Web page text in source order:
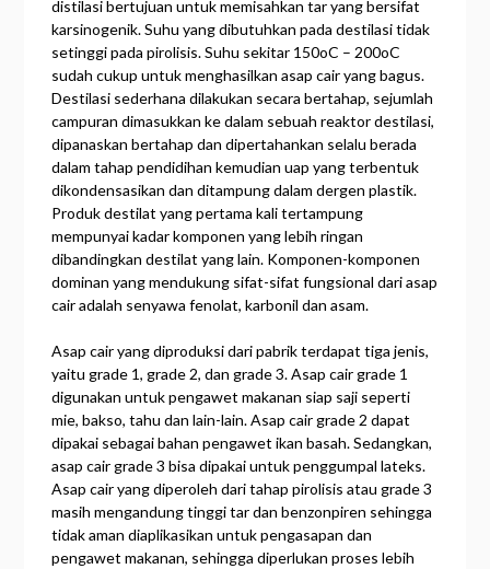
distilasi bertujuan untuk memisahkan tar yang bersifat
karsinogenik. Suhu yang dibutuhkan pada destilasi tidak
setinggi pada pirolisis. Suhu sekitar 150oC – 200oC
sudah cukup untuk menghasilkan asap cair yang bagus.
Destilasi sederhana dilakukan secara bertahap, sejumlah
campuran dimasukkan ke dalam sebuah reaktor destilasi,
dipanaskan bertahap dan dipertahankan selalu berada
dalam tahap pendidihan kemudian uap yang terbentuk
dikondensasikan dan ditampung dalam dergen plastik.
Produk destilat yang pertama kali tertampung
mempunyai kadar komponen yang lebih ringan
dibandingkan destilat yang lain. Komponen-komponen
dominan yang mendukung sifat-sifat fungsional dari asap
cair adalah senyawa fenolat, karbonil dan asam.
Asap cair yang diproduksi dari pabrik terdapat tiga jenis,
yaitu grade 1, grade 2, dan grade 3. Asap cair grade 1
digunakan untuk pengawet makanan siap saji seperti
mie, bakso, tahu dan lain-lain. Asap cair grade 2 dapat
dipakai sebagai bahan pengawet ikan basah. Sedangkan,
asap cair grade 3 bisa dipakai untuk penggumpal lateks.
Asap cair yang diperoleh dari tahap pirolisis atau grade 3
masih mengandung tinggi tar dan benzonpiren sehingga
tidak aman diaplikasikan untuk pengasapan dan
pengawet makanan, sehingga diperlukan proses lebih